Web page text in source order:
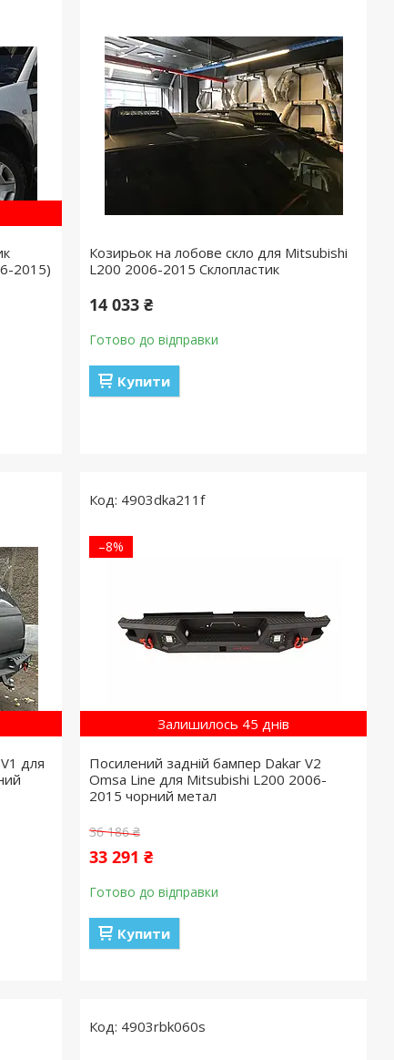
2015)
Козирьок на лобове скло для Mitsubishi
L200 2006-2015 Склопластик
14 033 ₴
Готово до відправки
Купити
для
4903dka211f
Залишилось 45 днів
–8%
Посилений задній бампер Dakar V2
Omsa Line для Mitsubishi L200 2006-
2015 чорний метал
36 186 ₴
33 291 ₴
Готово до відправки
Купити
4903rbk060s